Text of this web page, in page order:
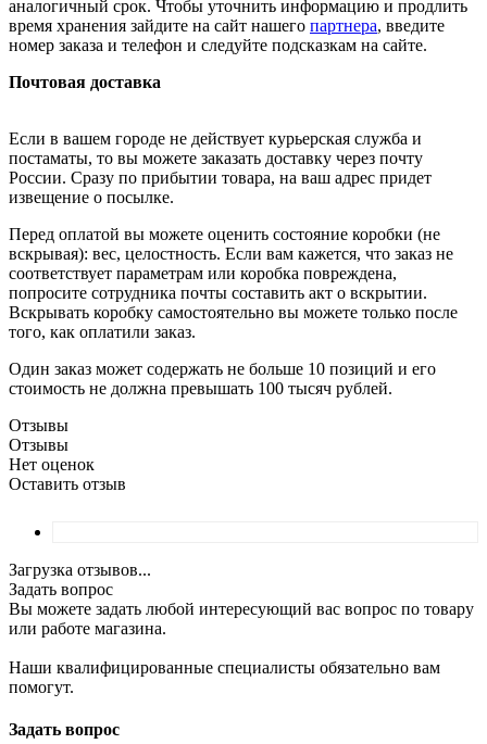
аналогичный срок. Чтобы уточнить информацию и продлить
время хранения зайдите на сайт нашего партнера, введите
номер заказа и телефон и следуйте подсказкам на сайте.
Почтовая доставка
Если в вашем городе не действует курьерская служба и
постаматы, то вы можете заказать доставку через почту
России. Сразу по прибытии товара, на ваш адрес придет
извещение о посылке.
Перед оплатой вы можете оценить состояние коробки (не
вскрывая): вес, целостность. Если вам кажется, что заказ не
соответствует параметрам или коробка повреждена,
попросите сотрудника почты составить акт о вскрытии.
Вскрывать коробку самостоятельно вы можете только после
того, как оплатили заказ.
Один заказ может содержать не больше 10 позиций и его
стоимость не должна превышать 100 тысяч рублей.
Отзывы
Отзывы
Нет оценок
Оставить отзыв
Загрузка отзывов...
Задать вопрос
Вы можете задать любой интересующий вас вопрос по товару
или работе магазина.
Наши квалифицированные специалисты обязательно вам
помогут.
Задать вопрос